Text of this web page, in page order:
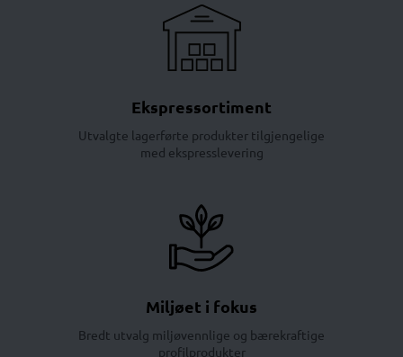
Ekspressortiment
Utvalgte lagerførte produkter tilgjengelige
med ekspresslevering
Miljøet i fokus
Bredt utvalg miljøvennlige og bærekraftige
profilprodukter